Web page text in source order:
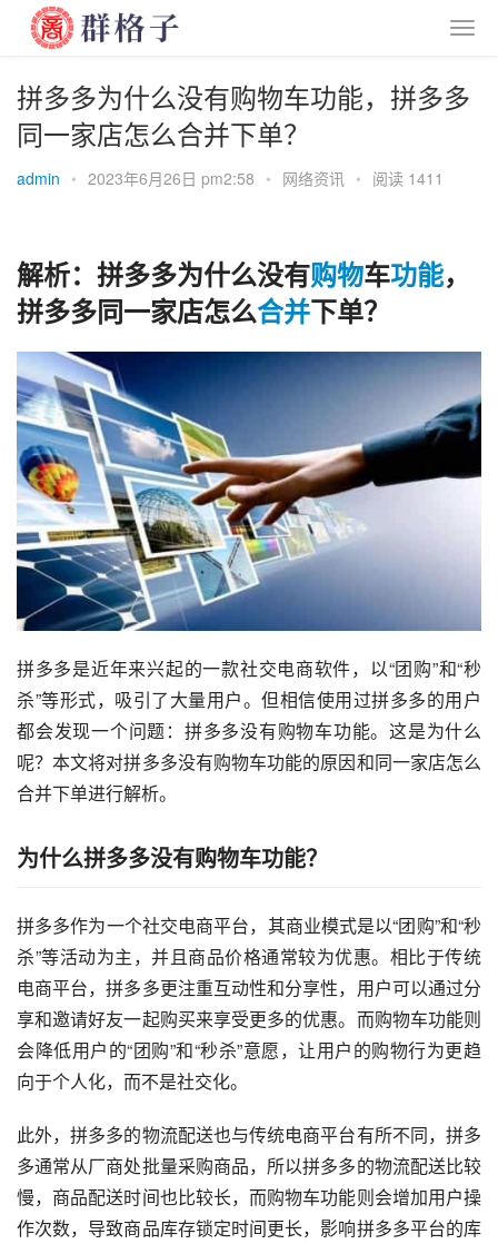
拼多多为什么没有购物车功能，拼多多
同一家店怎么合并下单？
admin • 2023年6月26日 pm2:58 • 网络资讯 • 阅读 1411
解析：拼多多为什么没有购物车功能，
拼多多同一家店怎么合并下单？
拼多多是近年来兴起的一款社交电商软件，以“团购”和“秒
杀”等形式，吸引了大量用户。但相信使用过拼多多的用户
都会发现一个问题：拼多多没有购物车功能。这是为什么
呢？本文将对拼多多没有购物车功能的原因和同一家店怎么
合并下单进行解析。
为什么拼多多没有购物车功能？
拼多多作为一个社交电商平台，其商业模式是以“团购”和“秒
杀”等活动为主，并且商品价格通常较为优惠。相比于传统
电商平台，拼多多更注重互动性和分享性，用户可以通过分
享和邀请好友一起购买来享受更多的优惠。而购物车功能则
会降低用户的“团购”和“秒杀”意愿，让用户的购物行为更趋
向于个人化，而不是社交化。
此外，拼多多的物流配送也与传统电商平台有所不同，拼多
多通常从厂商处批量采购商品，所以拼多多的物流配送比较
慢，商品配送时间也比较长，而购物车功能则会增加用户操
作次数，导致商品库存锁定时间更长，影响拼多多平台的库